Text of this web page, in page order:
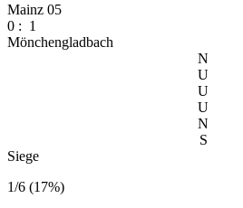
Mainz 05
0 : 1
Mönchengladbach
N
U
U
U
N
S
Siege
1/6 (17%)